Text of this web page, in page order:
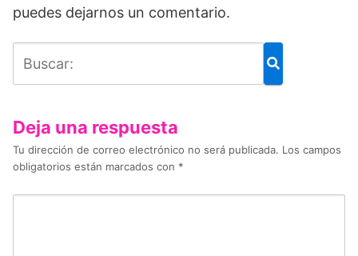
puedes dejarnos un comentario.
Deja una respuesta
Tu dirección de correo electrónico no será publicada. Los campos
obligatorios están marcados con *